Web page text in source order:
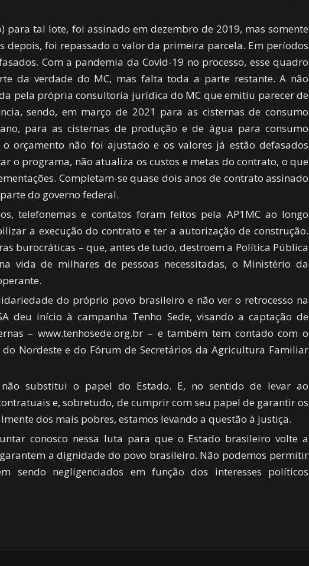
para tal lote, foi assinado em dezembro de 2019, mas somente
depois, foi repassado o valor da primeira parcela. Em períodos
Com a pandemia da Covid-19 no processo, esse quadro
da verdade do MC, mas falta toda a parte restante. A não
pela própria consultoria jurídica do MC que emitiu parecer de
sendo, em março de 2021 para as cisternas de consumo
para as cisternas de produção e de água para consumo
orçamento não foi ajustado e os valores já estão defasados
o programa, não atualiza os custos e metas do contrato, o que
Completam-se quase dois anos de contrato assinado
do governo federal.
telefonemas e contatos foram feitos pela AP1MC ao longo
a execução do contrato e ter a autorização de construção.
burocráticas – que, antes de tudo, destroem a Política Pública
vida de milhares de pessoas necessitadas, o Ministério da
do próprio povo brasileiro e não ver o retrocesso na
deu início à campanha Tenho Sede, visando a captação de
– www.tenhosede.org.br – e também tem contado com o
Nordeste e do Fórum de Secretários da Agricultura Familiar
substitui o papel do Estado. E, no sentido de levar ao
e, sobretudo, de cumprir com seu papel de garantir os
dos mais pobres, estamos levando a questão à justiça.
conosco nessa luta para que o Estado brasileiro volte a
a dignidade do povo brasileiro. Não podemos permitir
sendo negligenciados em função dos interesses políticos